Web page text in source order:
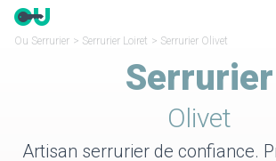
Ou Serrurier > Serrurier Loiret > Serrurier Olivet
Serrurier
Olivet
Artisan serrurier de confiance.